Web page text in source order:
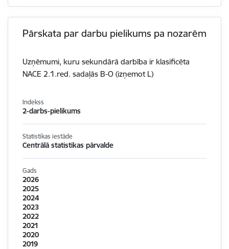
Pārskata par darbu pielikums pa nozarēm
Uzņēmumi, kuru sekundārā darbība ir klasificēta
NACE 2.1.red. sadaļās B-O (izņemot L)
Indekss
2-darbs-pielikums
Statistikas iestāde
Centrālā statistikas pārvalde
Gads
2026
2025
2024
2023
2022
2021
2020
2019